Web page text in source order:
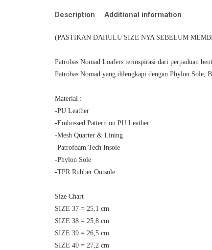
Description Additional information
(PASTIKAN DAHULU SIZE NYA SEBELUM
Patrobas Nomad Loafers terinspirasi dari perpaduan
Patrobas Nomad yang dilengkapi dengan Phylon Sole,
Material :
-PU Leather
-Embossed Pattern on PU Leather
-Mesh Quarter & Lining
-Patrofoam Tech Insole
-Phylon Sole
-TPR Rubber Outsole
Size Chart
SIZE 37 = 25,1 cm
SIZE 38 = 25,8 cm
SIZE 39 = 26,5 cm
SIZE 40 = 27,2 cm